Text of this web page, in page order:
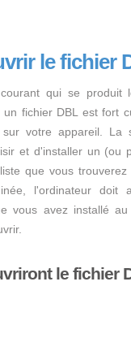
le fichier
qui se produit
fichier DBL est fort
sur votre appareil. La
et d'installer un (ou
que vous
l'ordinateur doit
vous avez installé
le fichier